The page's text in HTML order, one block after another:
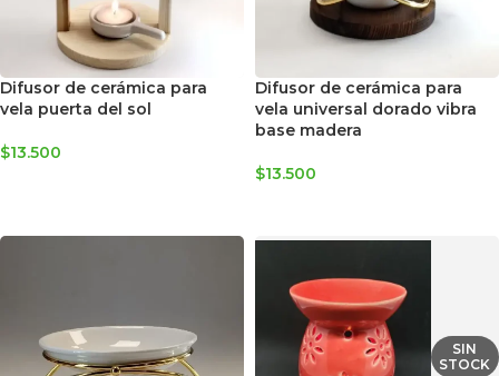
Difusor de cerámica para
vela puerta del sol
$13.500
Difusor de cerámica para
vela universal dorado vibra
base madera
$13.500
SIN
STOCK